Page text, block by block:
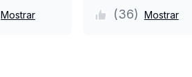
Mostrar (36) Mostrar